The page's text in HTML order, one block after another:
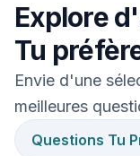
Explore
Tu
Envie d'une
meilleures
Questions Tu